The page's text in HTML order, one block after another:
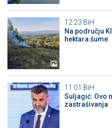
12:23 BiH
Na području
hektara šume
11:01 BiH
Suljagić: Ovo
zastrašivanja